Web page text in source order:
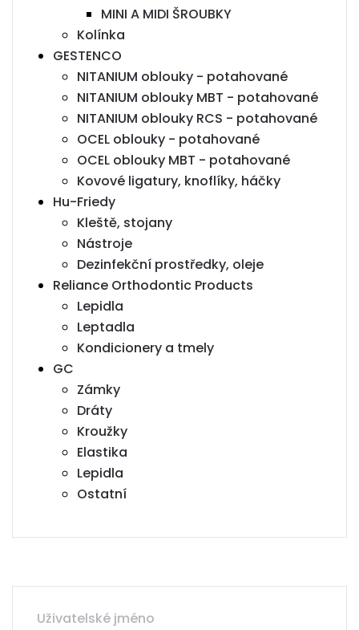
MINI A MIDI ŠROUBKY
Kolínka
GESTENCO
NITANIUM oblouky - potahované
NITANIUM oblouky MBT - potahované
NITANIUM oblouky RCS - potahované
OCEL oblouky - potahované
OCEL oblouky MBT - potahované
Kovové ligatury, knoflíky, háčky
Hu-Friedy
Kleště, stojany
Nástroje
Dezinfekční prostředky, oleje
Reliance Orthodontic Products
Lepidla
Leptadla
Kondicionery a tmely
GC
Zámky
Dráty
Kroužky
Elastika
Lepidla
Ostatní